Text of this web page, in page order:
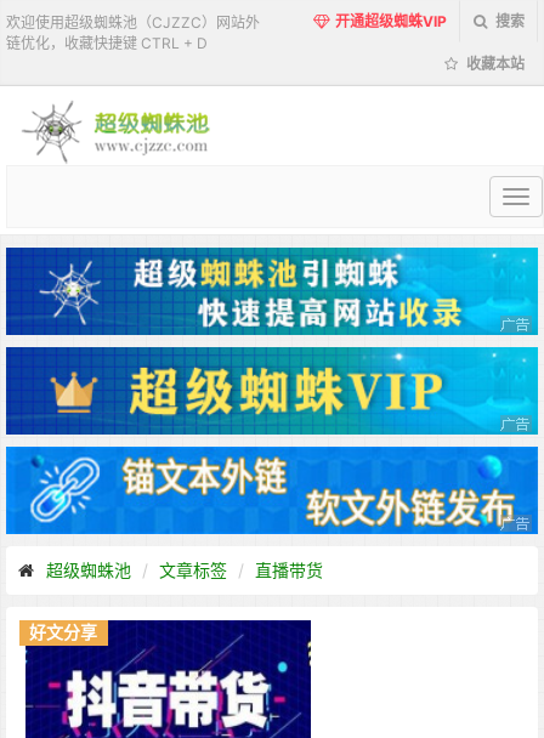
欢迎使用超级蜘蛛池（CJZZC）网站外
链优化，收藏快捷键 CTRL + D
开通超级蜘蛛VIP 搜索
收藏本站
超
蜘
蛛
池
超级蜘蛛池 文章标签 直播带货
好文分享